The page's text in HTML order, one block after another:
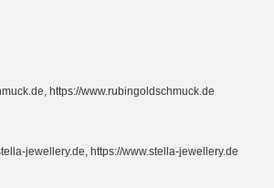
https://www.rubingoldschmuck.de
jewellery.de, https://www.stella-jewellery.de